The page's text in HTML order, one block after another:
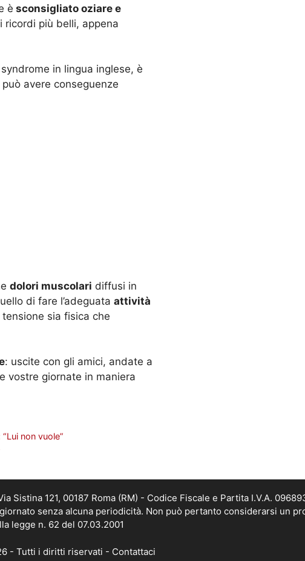
è sconsigliato oziare e
ricordi più belli, appena
in lingua inglese, è
avere conseguenze
dolori muscolari diffusi in
di fare l’adeguata attività
sia fisica che
: uscite con gli amici, andate a
vostre giornate in maniera
non vuole”
Sistina 121, 00187 Roma (RM) - Codice Fiscale e Partita I.V.A.
senza alcuna periodicità. Non può pertanto considerarsi un
legge n. 62 del 07.03.2001
- Tutti i diritti riservati - Contattaci